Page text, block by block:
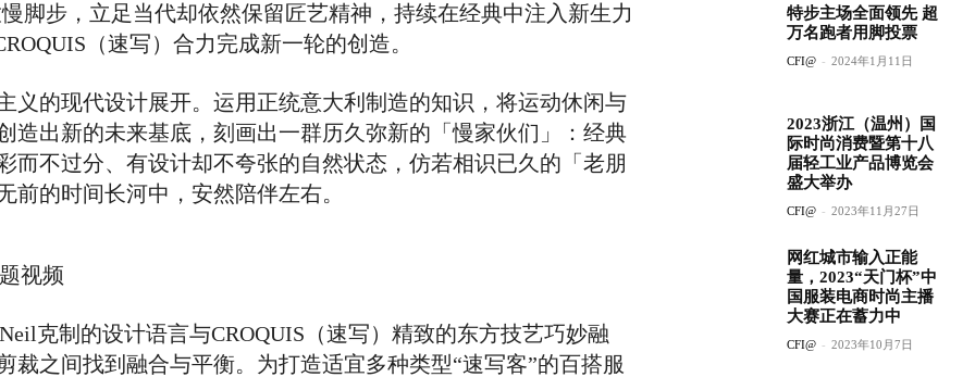
脚步，立足当代却依然保留匠艺精神，持续在经典中注入新生力
（速写）合力完成新一轮的创造。
义的现代设计展开。运用正统意大利制造的知识，将运动休闲与
造出新的未来基底，刻画出一群历久弥新的「慢家伙们」：经典
而不过分、有设计却不夸张的自然状态，仿若相识已久的「老朋
的时间长河中，安然陪伴左右。
视频
克制的设计语言与CROQUIS（速写）精致的东方技艺巧妙融
之间找到融合与平衡。为打造适宜多种类型“速写客”的百搭服
特步主场全面领先 超
万名跑者用脚投票
CFI@ - 2024年1月11日
2023浙江（温州）国
际时尚消费暨第十八
届轻工业产品博览会
盛大举办
CFI@ - 2023年11月27日
网红城市输入正能
量，2023“天门杯”中
国服装电商时尚主播
大赛正在蓄力中
CFI@ - 2023年10月7日